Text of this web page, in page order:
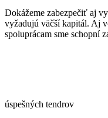
Dokážeme zabezpečiť aj
vyžadujú väčší kapitál. Aj
spoluprácam sme schopní
úspešných tendrov